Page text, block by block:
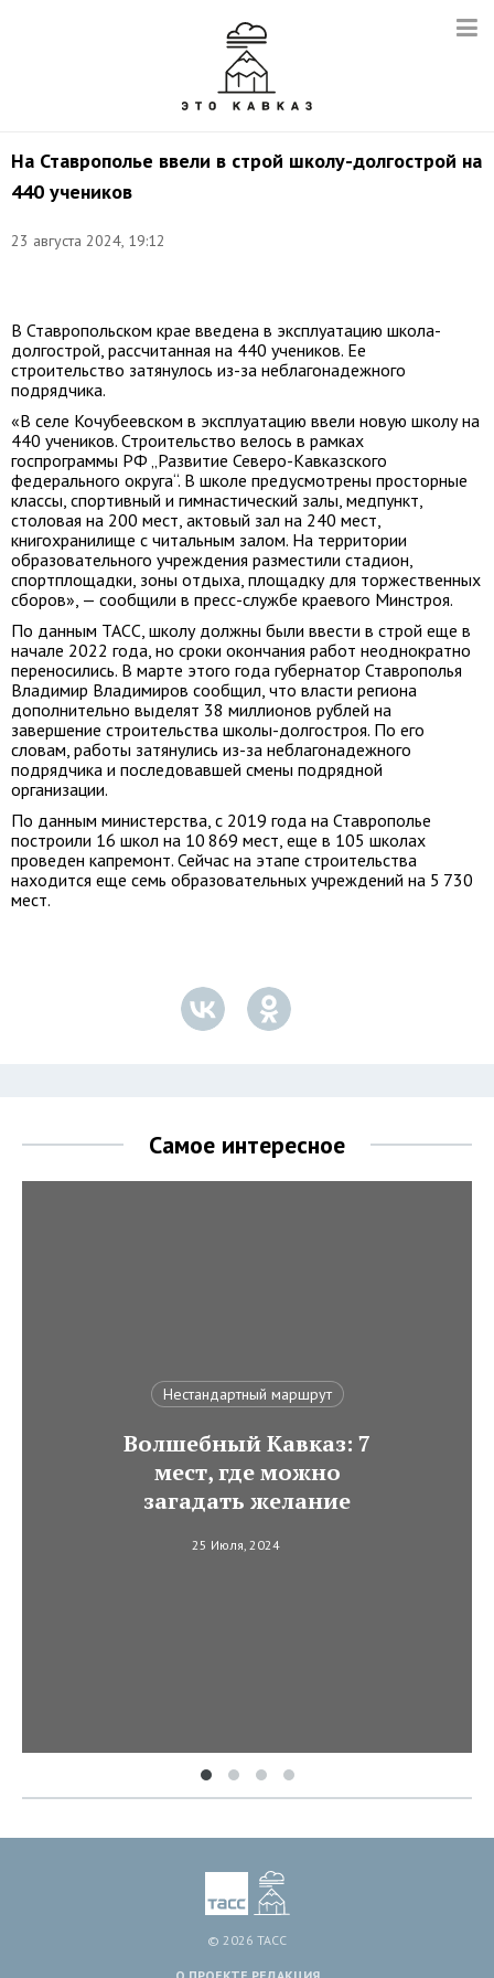
На Ставрополье ввели в строй школу-долгострой на
440 учеников
23 августа 2024, 19:12
В Ставропольском крае введена в эксплуатацию школа-
долгострой, рассчитанная на 440 учеников. Ее
строительство затянулось из-за неблагонадежного
подрядчика.
«В селе Кочубеевском в эксплуатацию ввели новую школу на
440 учеников. Строительство велось в рамках
госпрограммы РФ „Развитие Северо-Кавказского
федерального округа“. В школе предусмотрены просторные
классы, спортивный и гимнастический залы, медпункт,
столовая на 200 мест, актовый зал на 240 мест,
книгохранилище с читальным залом. На территории
образовательного учреждения разместили стадион,
спортплощадки, зоны отдыха, площадку для торжественных
сборов», — сообщили в пресс-службе краевого Минстроя.
По данным ТАСС, школу должны были ввести в строй еще в
начале 2022 года, но сроки окончания работ неоднократно
переносились. В марте этого года губернатор Ставрополья
Владимир Владимиров сообщил, что власти региона
дополнительно выделят 38 миллионов рублей на
завершение строительства школы-долгостроя. По его
словам, работы затянулись из-за неблагонадежного
подрядчика и последовавшей смены подрядной
организации.
По данным министерства, с 2019 года на Ставрополье
построили 16 школ на 10 869 мест, еще в 105 школах
проведен капремонт. Сейчас на этапе строительства
находится еще семь образовательных учреждений на 5 730
мест.
Самое интересное
Нестандартный маршрут
Волшебный Кавказ: 7
мест, где можно
загадать желание
25 Июля, 2024
© 2026 ТАСС